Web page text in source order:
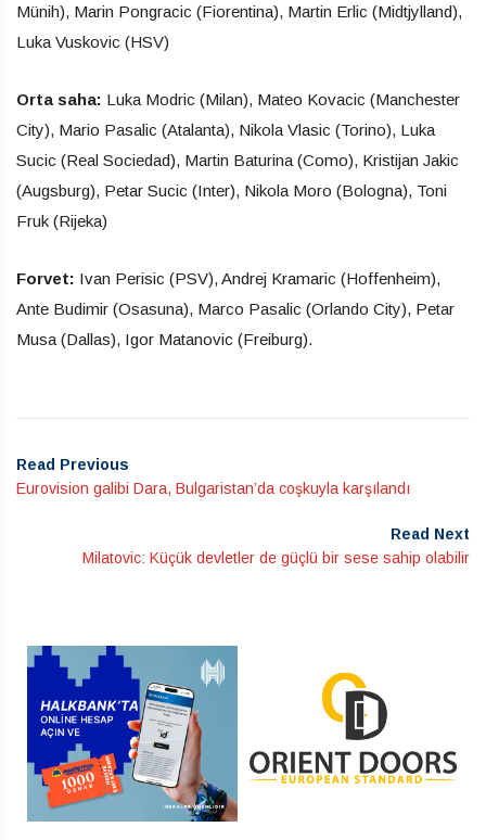
Münih), Marin Pongracic (Fiorentina), Martin Erlic (Midtjylland),
Luka Vuskovic (HSV)
Orta saha: Luka Modric (Milan), Mateo Kovacic (Manchester
City), Mario Pasalic (Atalanta), Nikola Vlasic (Torino), Luka
Sucic (Real Sociedad), Martin Baturina (Como), Kristijan Jakic
(Augsburg), Petar Sucic (Inter), Nikola Moro (Bologna), Toni
Fruk (Rijeka)
Forvet: Ivan Perisic (PSV), Andrej Kramaric (Hoffenheim),
Ante Budimir (Osasuna), Marco Pasalic (Orlando City), Petar
Musa (Dallas), Igor Matanovic (Freiburg).
Read Previous
Eurovision galibi Dara, Bulgaristan’da coşkuyla karşılandı
Read Next
Milatovic: Küçük devletler de güçlü bir sese sahip olabilir